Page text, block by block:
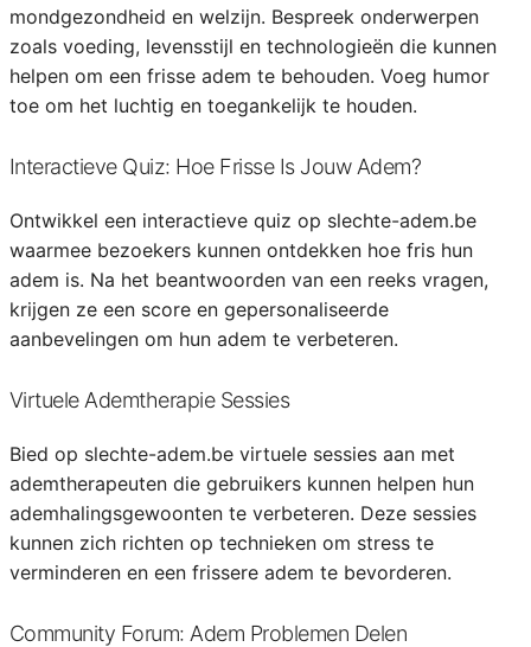
mondgezondheid en welzijn. Bespreek onderwerpen
zoals voeding, levensstijl en technologieën die kunnen
helpen om een frisse adem te behouden. Voeg humor
toe om het luchtig en toegankelijk te houden.
Interactieve Quiz: Hoe Frisse Is Jouw Adem?
Ontwikkel een interactieve quiz op slechte-adem.be
waarmee bezoekers kunnen ontdekken hoe fris hun
adem is. Na het beantwoorden van een reeks vragen,
krijgen ze een score en gepersonaliseerde
aanbevelingen om hun adem te verbeteren.
Virtuele Ademtherapie Sessies
Bied op slechte-adem.be virtuele sessies aan met
ademtherapeuten die gebruikers kunnen helpen hun
ademhalingsgewoonten te verbeteren. Deze sessies
kunnen zich richten op technieken om stress te
verminderen en een frissere adem te bevorderen.
Community Forum: Adem Problemen Delen